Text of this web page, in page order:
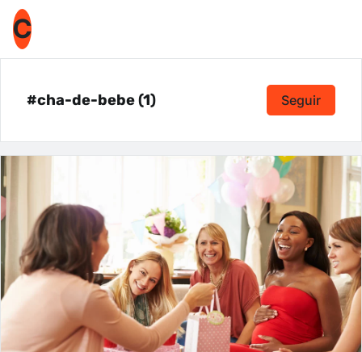
C
#cha-de-bebe (1) Seguir